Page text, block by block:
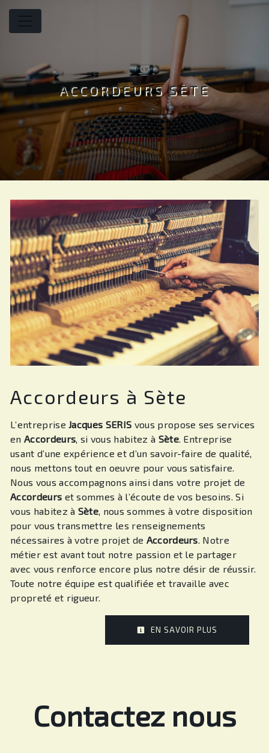
Panneau de gestion des cookies
ACCORDEURS SÈTE
Accordeurs à Sète
L’entrepriseJacques SERIS vous propose ses services
en Accordeurs, si vous habitez à Sète. Entreprise
usant d’une expérience et d’un savoir-faire de qualité,
nous mettons tout en oeuvre pour vous satisfaire.
Nous vous accompagnons ainsi dans votre projet de
Accordeurs et sommes à l’écoute de vos besoins. Si
vous habitez à Sète, nous sommes à votre disposition
pour vous transmettre les renseignements
nécessaires à votre projet de Accordeurs. Notre
métier est avant tout notre passion et le partager
avec vous renforce encore plus notre désir de réussir.
Toute notre équipe est qualifiée et travaille avec
propreté et rigueur.
EN SAVOIR PLUS
Contactez nous